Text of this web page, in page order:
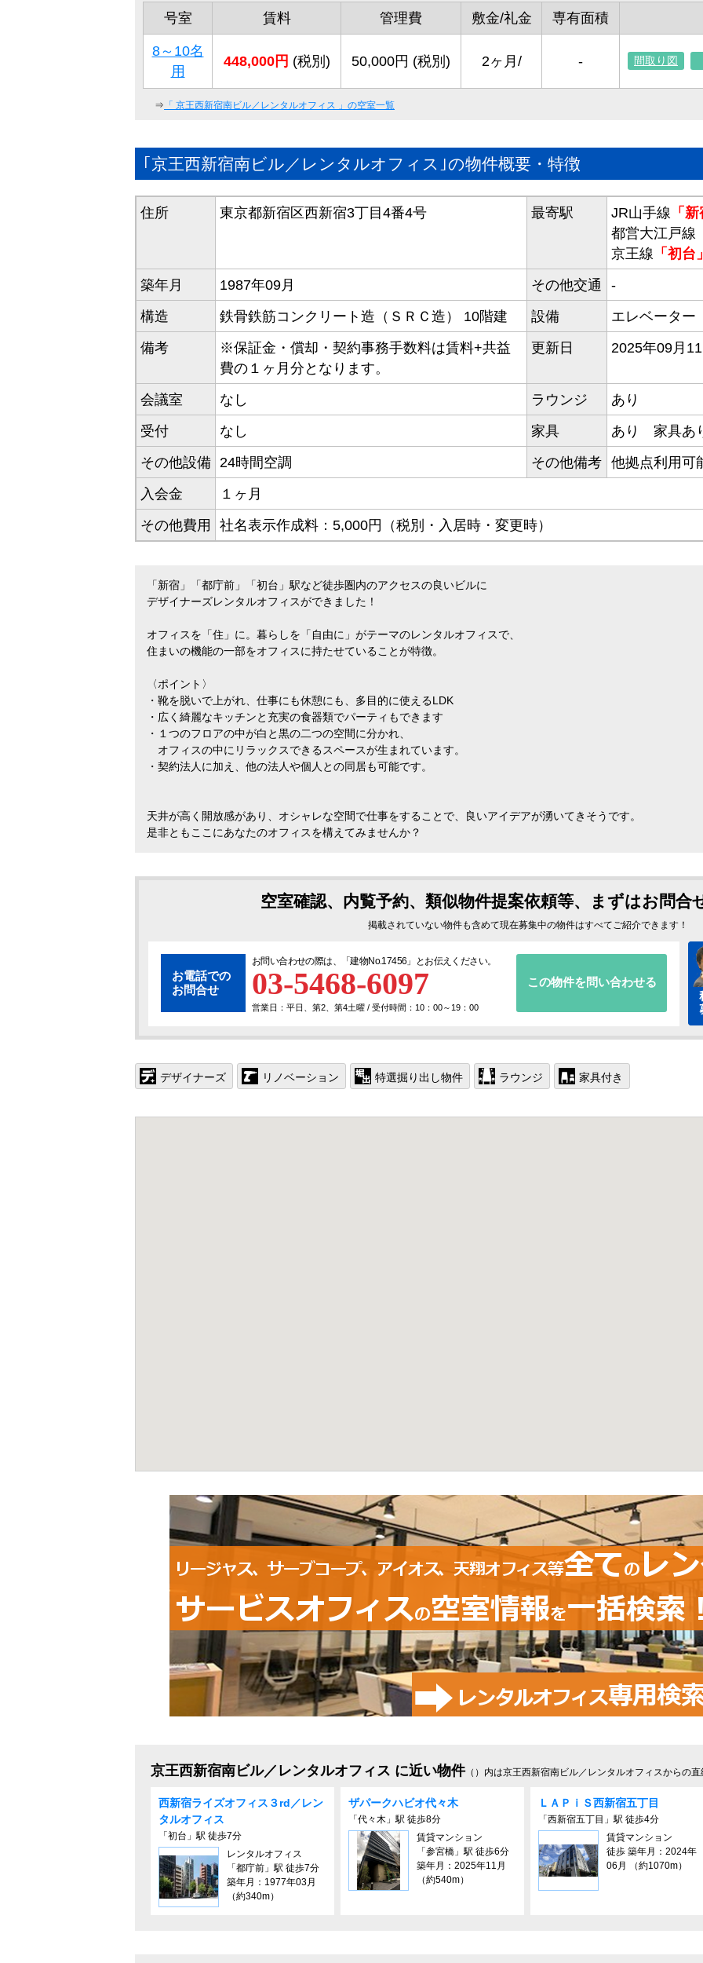
号室 賃料 管理費 敷金/礼金 専有面積
8～10名
用
448,000円 (税別) 50,000円 (税別) 2ヶ月/ - 間取り図
⇒ 「 京王西新宿南ビル／レンタルオフィス 」の空室一覧
｢京王西新宿南ビル／レンタルオフィス｣の物件概要・特徴
住所 東京都新宿区西新宿3丁目4番4号 最寄駅 JR山手線 「
都営大江戸線
京王線 「初台
築年月
1987年09月 その他交通
-
構造
鉄骨鉄筋コンクリート造（ＳＲＣ造） 10階建 設備
エレベーター
備考
※保証金・償却・契約事務手数料は賃料+共益
費の１ヶ月分となります。
更新日 2025年09月11
会議室 なし ラウンジ
あり
受付
なし 家具
あり 家具あ
その他設備 24時間空調 その他備考 他拠点利用
入会金
１ヶ月
その他費用
社名表示作成料：5,000円（税別・入居時・変更時）
「新宿」「都庁前」「初台」駅など徒歩圏内のアクセスの良いビルに
デザイナーズレンタルオフィスができました！
オフィスを「住」に。暮らしを「自由に」がテーマのレンタルオフィスで、
住まいの機能の一部をオフィスに持たせていることが特徴。
〈ポイント〉
・靴を脱いで上がれ、仕事にも休憩にも、多目的に使えるLDK
・広く綺麗なキッチンと充実の食器類でパーティもできます
・１つのフロアの中が白と黒の二つの空間に分かれ、
オフィスの中にリラックスできるスペースが生まれています。
・契約法人に加え、他の法人や個人との同居も可能です。
天井が高く開放感があり、オシャレな空間で仕事をすることで、良いアイデアが湧いてきそうです。
是非ともここにあなたのオフィスを構えてみませんか？
空室確認、内覧予約、類似物件提案依頼等、まずはお問合
掲載されていない物件も含めて現在募集中の物件はすべてご紹介できます！
お電話での
お問合せ
お問い合わせの際は、「建物No.17456 」とお伝えください。
03-5468-6097
営業日：平日、第2、第4土曜 / 受付時間：10：00～19：00
この物件を問い合わせる
デザイナーズ リノベーション 特選掘り出し物件 ラウンジ 家具付き
京王西新宿南ビル／レンタルオフィス に近い物件（）内は京王西新宿南ビル／レンタルオフィスからの直
西新宿ライズオフィス３rd／レン
タルオフィス
「初台」駅 徒歩7分
レンタルオフィス
「都庁前」駅 徒歩7分
築年月：1977年03月
（約340m）
ザパークハビオ代々木
「代々木」駅 徒歩8分
賃貸マンション
「参宮橋」駅 徒歩6分
築年月：2025年11月
（約540m）
ＬＡＰｉＳ⻄新宿五丁⽬
「西新宿五丁目」駅 徒歩4分
賃貸マンション
徒歩 築年月：2024年
06月 （約1070m）